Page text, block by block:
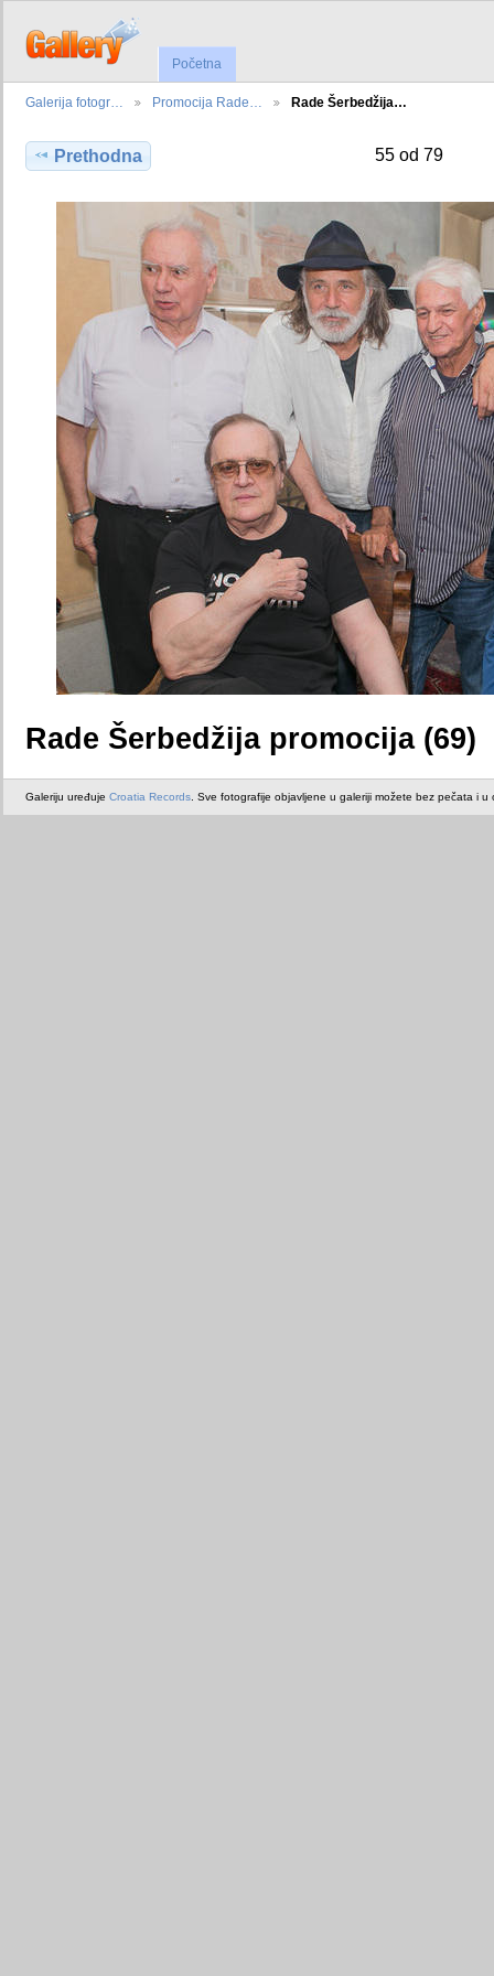
Početna
Galerija fotogr… Promocija Rade… Rade Šerbedžija…
Prethodna 55 od 79
Rade Šerbedžija promocija (69)
Galeriju uređuje Croatia Records . Sve fotografije objavljene u galeriji možete bez pečata i